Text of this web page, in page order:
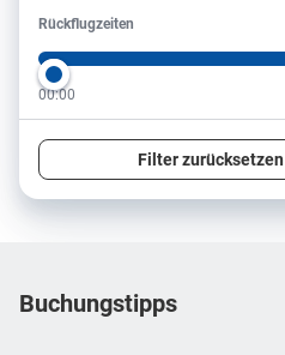
Rückflugzeiten
Rückflugzeiten
00:00
Filter zurücksetzen
Footer navigation
Buchungstipps